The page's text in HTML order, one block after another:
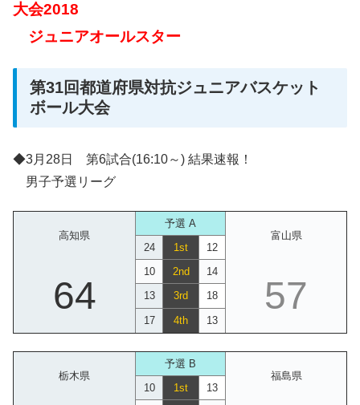
大会2018
ジュニアオールスター
第31回都道府県対抗ジュニアバスケット
ボール大会
◆3月28日 第6試合(16:10～) 結果速報！
男子予選リーグ
高知県
予選 A
富山県
24
1st 12
64
10 2nd 14
57
13 3rd 18
17 4th 13
栃木県
予選 B
福島県
10
1st 13